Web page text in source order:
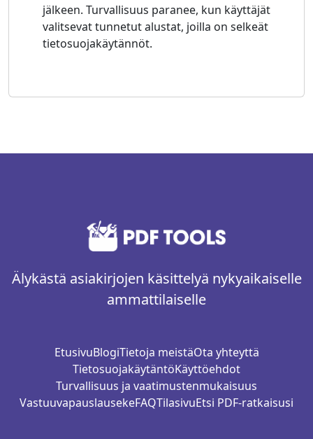
jälkeen. Turvallisuus paranee, kun käyttäjät
valitsevat tunnetut alustat, joilla on selkeät
tietosuojakäytännöt.
Älykästä asiakirjojen käsittelyä nykyaikaiselle
ammattilaiselle
EtusivuBlogiTietoja meistäOta yhteyttä
TietosuojakäytäntöKäyttöehdot
Turvallisuus ja vaatimustenmukaisuus
VastuuvapauslausekeFAQTilasivuEtsi PDF-ratkaisusi